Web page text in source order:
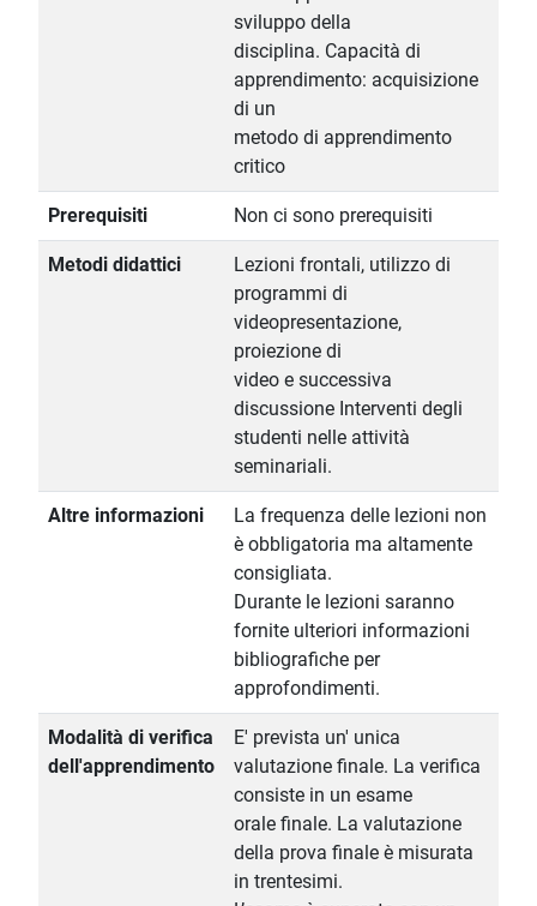
sviluppo della
disciplina. Capacità di
apprendimento: acquisizione
di un
metodo di apprendimento
critico
Prerequisiti Non ci sono prerequisiti
Metodi didattici
Lezioni frontali, utilizzo di
programmi di
videopresentazione,
proiezione di
video e successiva
discussione Interventi degli
studenti nelle attività
seminariali.
Altre informazioni
La frequenza delle lezioni non
è obbligatoria ma altamente
consigliata.
Durante le lezioni saranno
fornite ulteriori informazioni
bibliografiche per
approfondimenti.
Modalità di verifica
dell'apprendimento
E' prevista un' unica
valutazione finale. La verifica
consiste in un esame
orale finale. La valutazione
della prova finale è misurata
in trentesimi.